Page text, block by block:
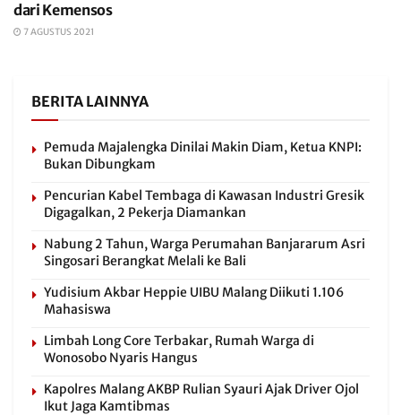
dari Kemensos
7 AGUSTUS 2021
BERITA LAINNYA
Pemuda Majalengka Dinilai Makin Diam, Ketua KNPI:
Bukan Dibungkam
Pencurian Kabel Tembaga di Kawasan Industri Gresik
Digagalkan, 2 Pekerja Diamankan
Nabung 2 Tahun, Warga Perumahan Banjararum Asri
Singosari Berangkat Melali ke Bali
Yudisium Akbar Heppie UIBU Malang Diikuti 1.106
Mahasiswa
Limbah Long Core Terbakar, Rumah Warga di
Wonosobo Nyaris Hangus
Kapolres Malang AKBP Rulian Syauri Ajak Driver Ojol
Ikut Jaga Kamtibmas